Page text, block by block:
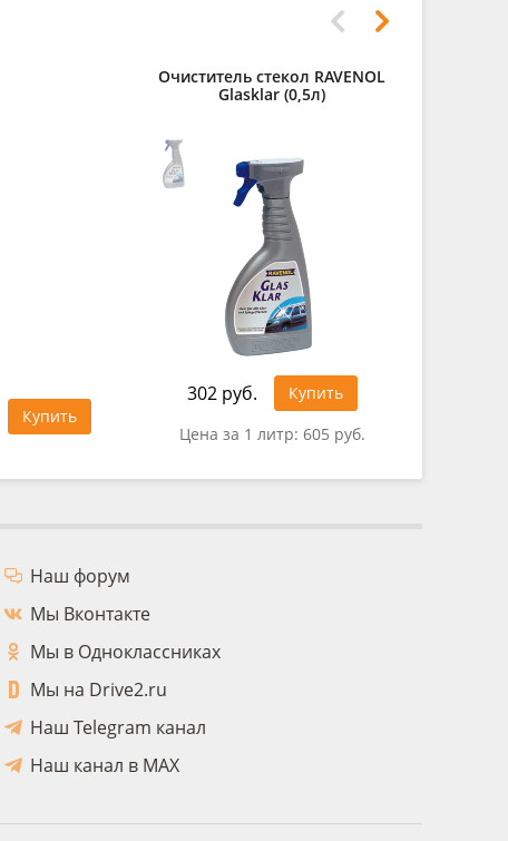
Купить
Очиститель стекол RAVENOL
Glasklar (0,5л)
302 руб.
Купить
Цена за 1 литр: 605 руб.
Наш форум
Мы Вконтакте
Мы в Одноклассниках
Мы на Drive2.ru
Наш Telegram канал
Наш канал в MAX